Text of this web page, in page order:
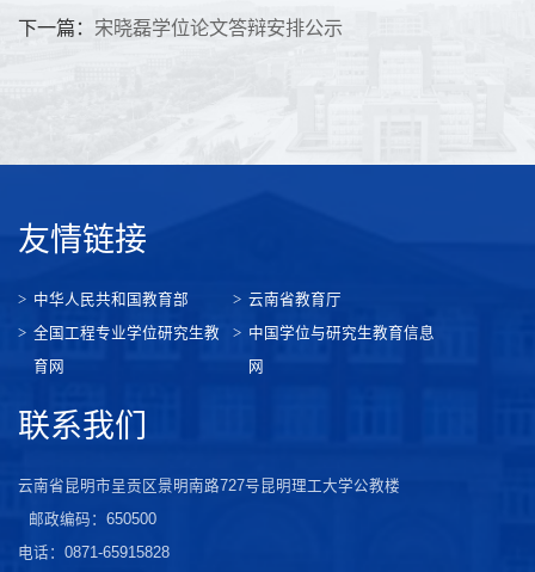
下一篇： 宋晓磊学位论文答辩安排公示
友情链接
中华人民共和国教育部
云南省教育厅
全国工程专业学位研究生教
育网
中国学位与研究生教育信息
网
联系我们
云南省昆明市呈贡区景明南路727号昆明理工大学公教楼
邮政编码：650500
电话：0871-65915828